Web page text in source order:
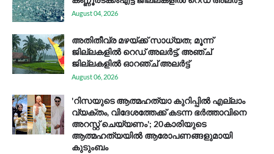
August 04, 2026
അതിതീവ്ര മഴയ്ക്ക് സാധ്യത; മൂന്ന്
ജില്ലകളിൽ റെഡ് അലർട്ട്, അഞ്ച്
ജില്ലകളിൽ ഓറഞ്ച് അലർട്ട്
August 06, 2026
'റിസയുടെ ആത്മഹത്യാ കുറിപ്പിൽ എല്ലാം
വ്യക്തം, വിദേശത്തേക്ക് കടന്ന ഭർത്താവിനെ
അറസ്റ്റ് ചെയ്യണം'; 20കാരിയുടെ
ആത്മഹത്യയിൽ ആരോപണങ്ങളുമായി
കുടുംബം